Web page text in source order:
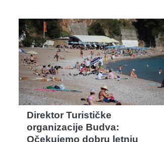
Direktor Turističke
organizacije Budva:
Očekujemo dobru letnju